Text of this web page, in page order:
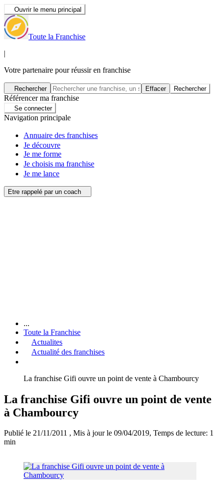
Ouvrir le menu principal
Toute la Franchise
|
Votre partenaire pour réussir en franchise
Rechercher Effacer Rechercher
Référencer ma franchise
Se connecter
Navigation principale
Annuaire des franchises
Je découvre
Je me forme
Je choisis ma franchise
Je me lance
Etre rappelé par un coach
...
Toute la Franchise
Actualites
Actualité des franchises
La franchise Gifi ouvre un point de vente à Chambourcy
La franchise Gifi ouvre un point de vente
à Chambourcy
Publié le 21/11/2011 , Mis à jour le 09/04/2019, Temps de lecture: 1
min